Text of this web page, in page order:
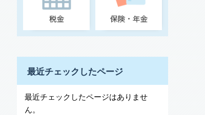
最近チェックしたページ
最近チェックしたページはありませ
ん。